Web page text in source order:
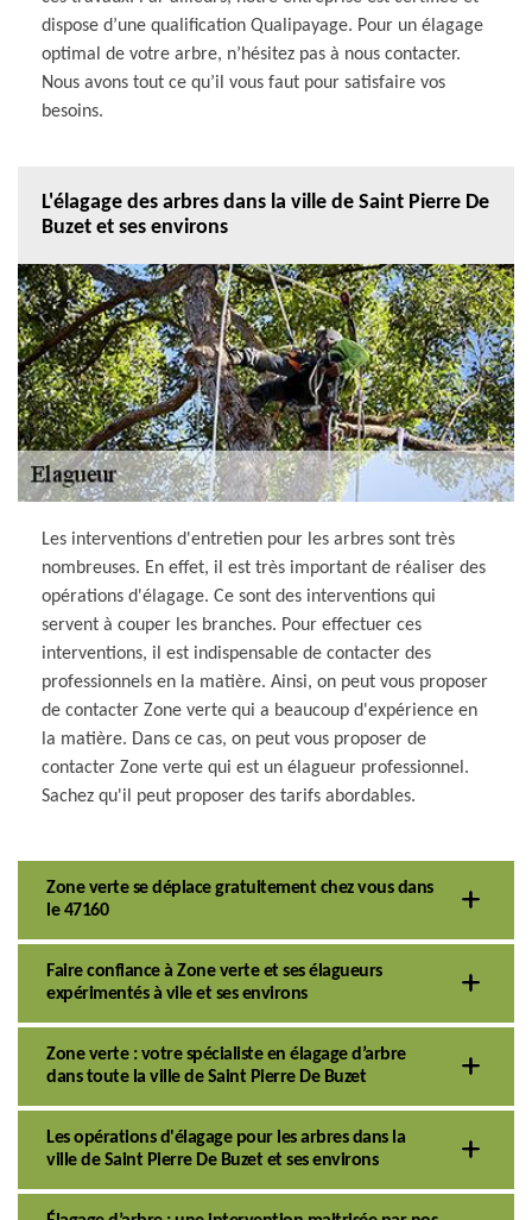
dispose d’une qualification Qualipayage. Pour un élagage
optimal de votre arbre, n’hésitez pas à nous contacter.
Nous avons tout ce qu’il vous faut pour satisfaire vos
besoins.
L'élagage des arbres dans la ville de Saint Pierre De
Buzet et ses environs
Les interventions d'entretien pour les arbres sont très
nombreuses. En effet, il est très important de réaliser des
opérations d'élagage. Ce sont des interventions qui
servent à couper les branches. Pour effectuer ces
interventions, il est indispensable de contacter des
professionnels en la matière. Ainsi, on peut vous proposer
de contacter Zone verte qui a beaucoup d'expérience en
la matière. Dans ce cas, on peut vous proposer de
contacter Zone verte qui est un élagueur professionnel.
Sachez qu'il peut proposer des tarifs abordables.
Zone verte se déplace gratuitement chez vous dans
le 47160
Faire confiance à Zone verte et ses élagueurs
expérimentés à vile et ses environs
Zone verte : votre spécialiste en élagage d’arbre
dans toute la ville de Saint Pierre De Buzet
Les opérations d'élagage pour les arbres dans la
ville de Saint Pierre De Buzet et ses environs